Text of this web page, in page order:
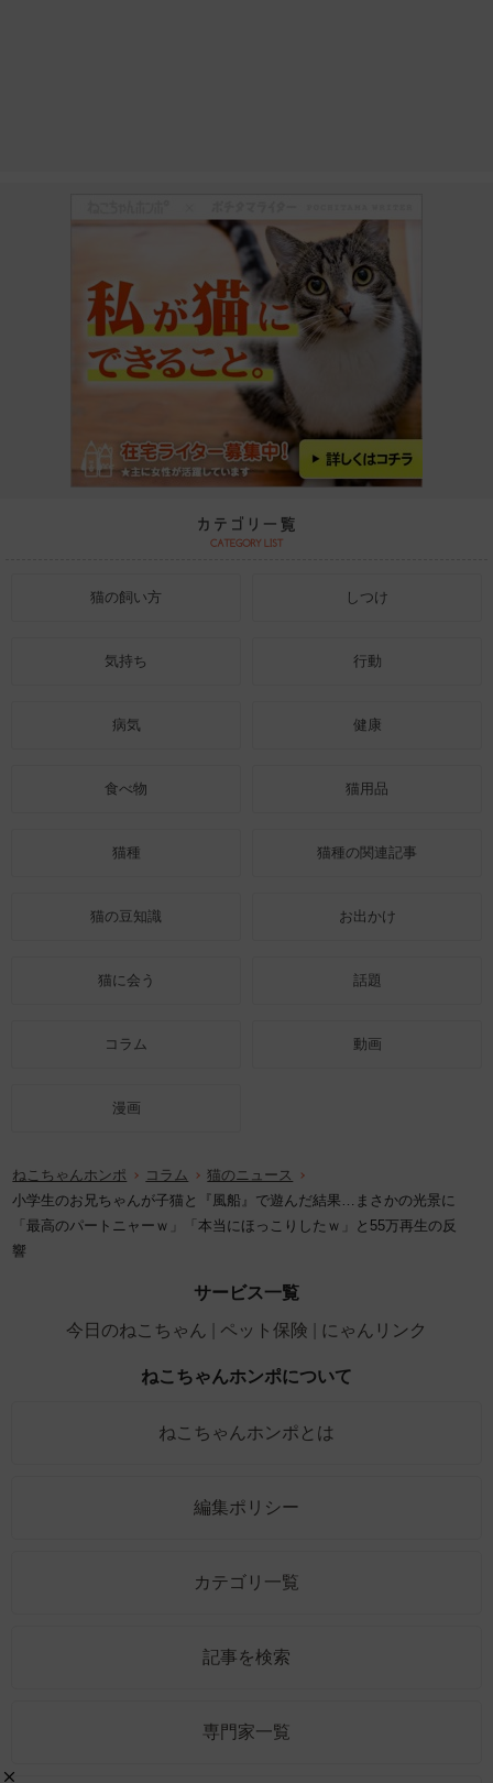
猫の飼い方 しつけ
気持ち 行動
病気 健康
食べ物 猫用品
猫種 猫種の関連記事
猫の豆知識 お出かけ
猫に会う 話題
コラム 動画
漫画
ねこちゃんホンポ コラム
猫のニュース
小学生のお兄ちゃんが子猫と『風船』で遊んだ結果…まさかの光景に
「最高のパートニャーｗ」「本当にほっこりしたｗ」と55万再生の反
響
サービス一覧
今日のねこちゃん
ペット保険 にゃんリンク
ねこちゃんホンポについて
ねこちゃんホンポとは
編集ポリシー
カテゴリ一覧
記事を検索
専門家一覧